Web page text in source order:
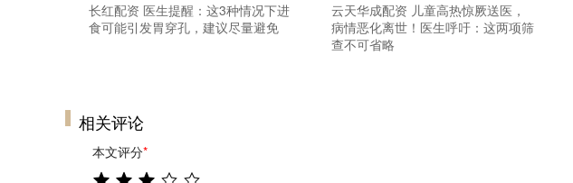
长红配资 医生提醒：这3种情况下进
食可能引发胃穿孔，建议尽量避免
云天华成配资 儿童高热惊厥送医，
病情恶化离世！医生呼吁：这两项筛
查不可省略
相关评论
本文评分*